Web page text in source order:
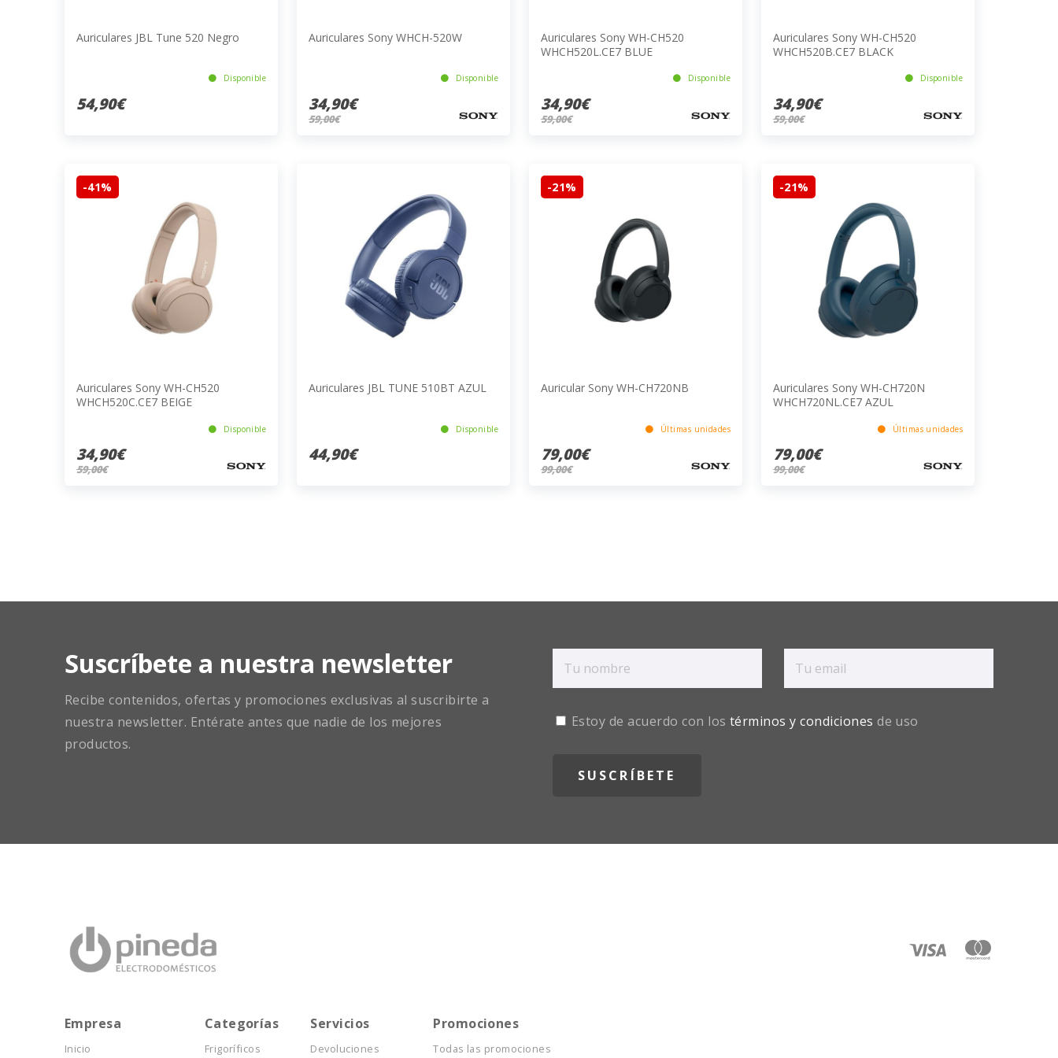
Auriculares JBL Tune 520 Negro
Disponible
54,90€
Auriculares Sony WHCH-520W
Disponible
34,90€
59,00€
Auriculares Sony WH-CH520
WHCH520L.CE7 BLUE
Disponible
34,90€
59,00€
Auriculares Sony WH-CH520
WHCH520B.CE7 BLACK
Disponible
34,90€
59,00€
-41%
Auriculares Sony WH-CH520
WHCH520C.CE7 BEIGE
Disponible
34,90€
59,00€
Auriculares JBL TUNE 510BT AZUL
Disponible
44,90€
-21%
Auricular Sony WH-CH720NB
Últimas unidades
79,00€
99,00€
-21%
Auriculares Sony WH-CH720N
WHCH720NL.CE7 AZUL
Últimas unidades
79,00€
99,00€
Suscríbete a nuestra newsletter
Recibe contenidos, ofertas y promociones exclusivas al suscribirte a
nuestra newsletter. Entérate antes que nadie de los mejores
productos.
Estoy de acuerdo con los términos y condiciones de uso
Empresa
Inicio
Categorías
Frigoríficos
Servicios
Devoluciones
Promociones
Todas las promociones